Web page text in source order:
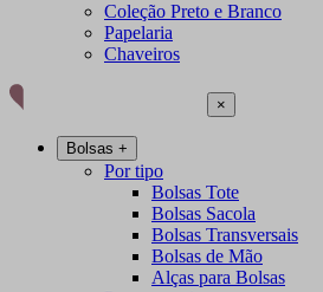
Coleção Preto e Branco
Papelaria
Chaveiros
×
Bolsas +
Por tipo
Bolsas Tote
Bolsas Sacola
Bolsas Transversais
Bolsas de Mão
Alças para Bolsas